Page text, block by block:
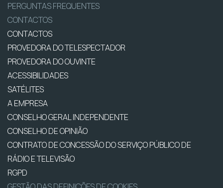
PERGUNTAS FREQUENTES
CONTACTOS
CONTACTOS
PROVEDORA DO TELESPECTADOR
PROVEDORA DO OUVINTE
ACESSIBILIDADES
SATÉLITES
A EMPRESA
CONSELHO GERAL INDEPENDENTE
CONSELHO DE OPINIÃO
CONTRATO DE CONCESSÃO DO SERVIÇO PÚBLICO DE
RÁDIO E TELEVISÃO
RGPD